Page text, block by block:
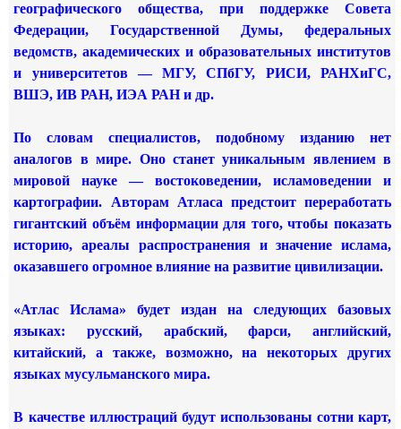
географического общества, при поддержке Совета
Федерации, Государственной Думы, федеральных
ведомств, академических и образовательных институтов
и университетов — МГУ, СПбГУ, РИСИ, РАНХиГС,
ВШЭ, ИВ РАН, ИЭА РАН и др.
По словам специалистов, подобному изданию нет
аналогов в мире. Оно станет уникальным явлением в
мировой науке — востоковедении, исламоведении и
картографии. Авторам Атласа предстоит переработать
гигантский объём информации для того, чтобы показать
историю, ареалы распространения и значение ислама,
оказавшего огромное влияние на развитие цивилизации.
«Атлас Ислама» будет издан на следующих базовых
языках: русский, арабский, фарси, английский,
китайский, а также, возможно, на некоторых других
языках мусульманского мира.
В качестве иллюстраций будут использованы сотни карт,